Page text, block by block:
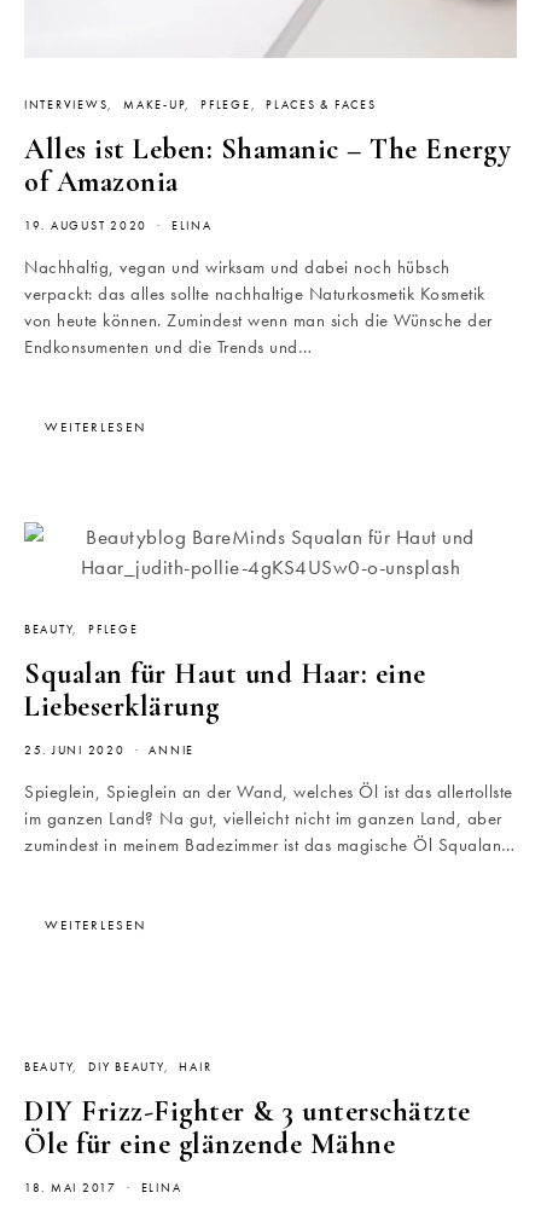
INTERVIEWS MAKE-UP PFLEGE PLACES & FACES
Alles ist Leben: Shamanic – The Energy
of Amazonia
19. AUGUST 2020 ELINA
Nachhaltig, vegan und wirksam und dabei noch hübsch
verpackt: das alles sollte nachhaltige Naturkosmetik Kosmetik
von heute können. Zumindest wenn man sich die Wünsche der
Endkonsumenten und die Trends und…
WEITERLESEN
BEAUTY PFLEGE
Squalan für Haut und Haar: eine
Liebeserklärung
25. JUNI 2020 ANNIE
Spieglein, Spieglein an der Wand, welches Öl ist das allertollste
im ganzen Land? Na gut, vielleicht nicht im ganzen Land, aber
zumindest in meinem Badezimmer ist das magische Öl Squalan…
WEITERLESEN
BEAUTY DIY BEAUTY HAIR
DIY Frizz-Fighter & 3 unterschätzte
Öle für eine glänzende Mähne
18. MAI 2017 ELINA